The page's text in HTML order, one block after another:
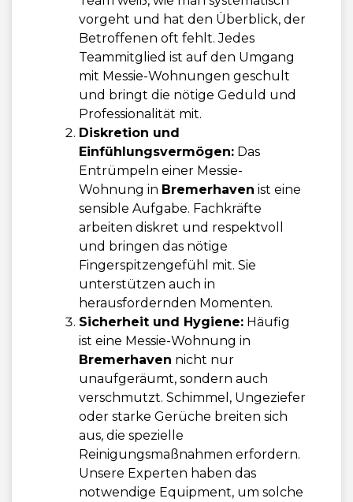
vorgeht und hat den Überblick, der
Betroffenen oft fehlt. Jedes
Teammitglied ist auf den Umgang
mit Messie-Wohnungen geschult
und bringt die nötige Geduld und
Professionalität mit.
Diskretion und
Einfühlungsvermögen: Das
Entrümpeln einer Messie-
Wohnung in Bremerhaven ist eine
sensible Aufgabe. Fachkräfte
arbeiten diskret und respektvoll
und bringen das nötige
Fingerspitzengefühl mit. Sie
unterstützen auch in
herausfordernden Momenten.
Sicherheit und Hygiene: Häufig
ist eine Messie-Wohnung in
Bremerhaven nicht nur
unaufgeräumt, sondern auch
verschmutzt. Schimmel, Ungeziefer
oder starke Gerüche breiten sich
aus, die spezielle
Reinigungsmaßnahmen erfordern.
Unsere Experten haben das
notwendige Equipment, um solche